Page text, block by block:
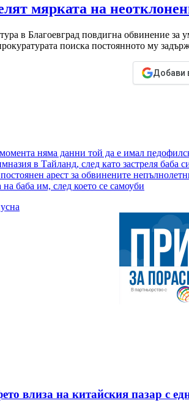
мярката на
в Благоевград повдигна обвинение
поиска постоянното му
Добави
няма данни той да е имал
в Тайланд, след като застреля баба
арест за обвинените
баба им, след което се самоуби
влиза на китайския пазар с